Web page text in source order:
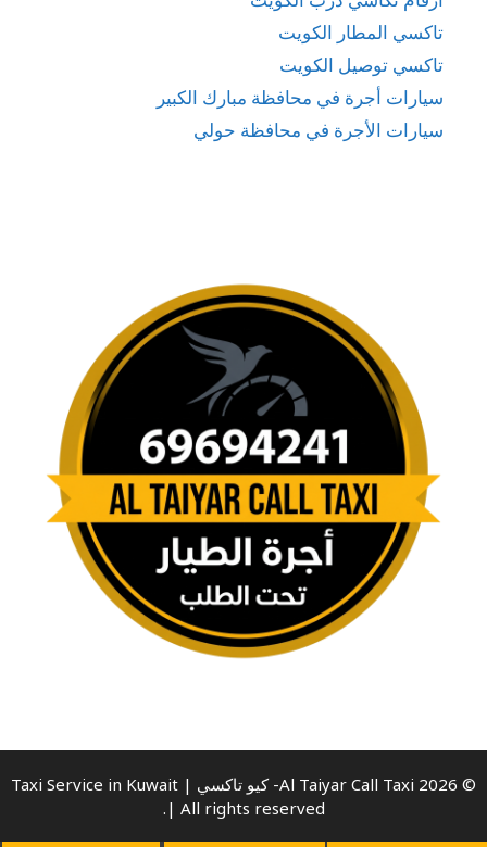
تاكسي المطار الكويت
تاكسي توصيل الكويت
سيارات أجرة في محافظة مبارك الكبير
سيارات الأجرة في محافظة حولي
© 2026 Al Taiyar Call Taxi- كيو تاكسي | Taxi Service in Kuwait
| All rights reserved.